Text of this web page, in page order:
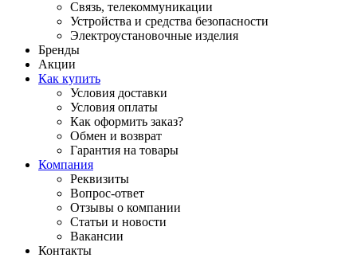
Связь, телекоммуникации
Устройства и средства безопасности
Электроустановочные изделия
Бренды
Акции
Как купить
Условия доставки
Условия оплаты
Как оформить заказ?
Обмен и возврат
Гарантия на товары
Компания
Реквизиты
Вопрос-ответ
Отзывы о компании
Статьи и новости
Вакансии
Контакты